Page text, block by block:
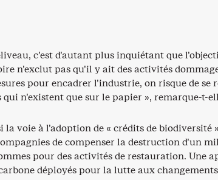
c’est d’autant plus inquiétant que
n’exclut pas qu’il y ait des activités
pour encadrer l’industrie, on risque de se
n’existent que sur le papier », remarque-t-
la voie à l’adoption de « crédits de biodiversité
de compenser la destruction d’un
pour des activités de restauration. Une
déployés pour la lutte aux